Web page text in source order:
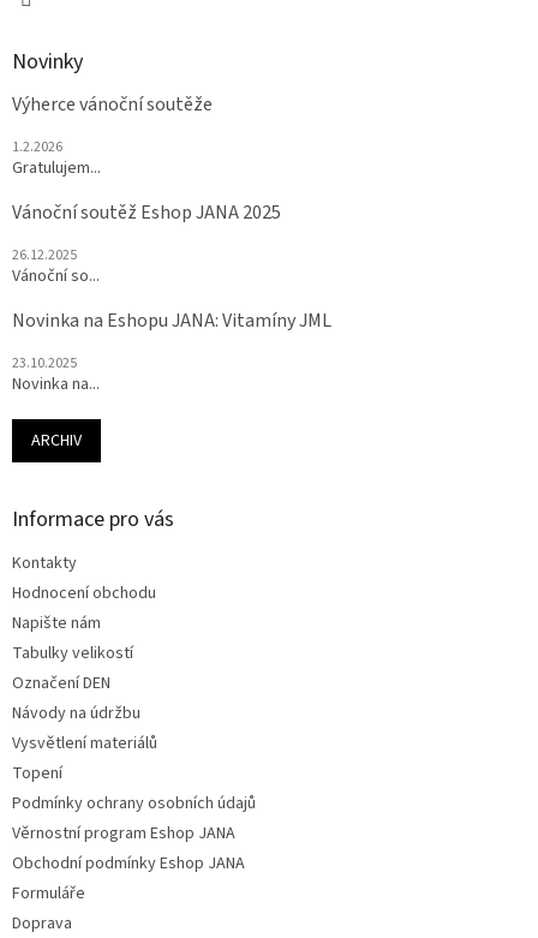
Novinky
Výherce vánoční soutěže
1.2.2026
Gratulujem...
Vánoční soutěž Eshop JANA 2025
26.12.2025
Vánoční so...
Novinka na Eshopu JANA: Vitamíny JML
23.10.2025
Novinka na...
ARCHIV
Informace pro vás
Kontakty
Hodnocení obchodu
Napište nám
Tabulky velikostí
Označení DEN
Návody na údržbu
Vysvětlení materiálů
Topení
Podmínky ochrany osobních údajů
Věrnostní program Eshop JANA
Obchodní podmínky Eshop JANA
Formuláře
Doprava